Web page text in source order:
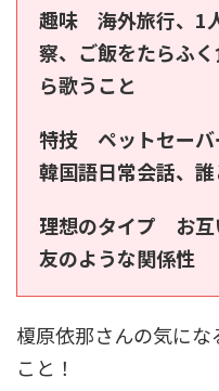
趣味 海外旅行、1
察、ご飯をたらふ
ら歌うこと
特技 ペットセーバ
韓国語日常会話、
理想のタイプ お互
友のような関係性
榎原依那さんの気にな
こと！